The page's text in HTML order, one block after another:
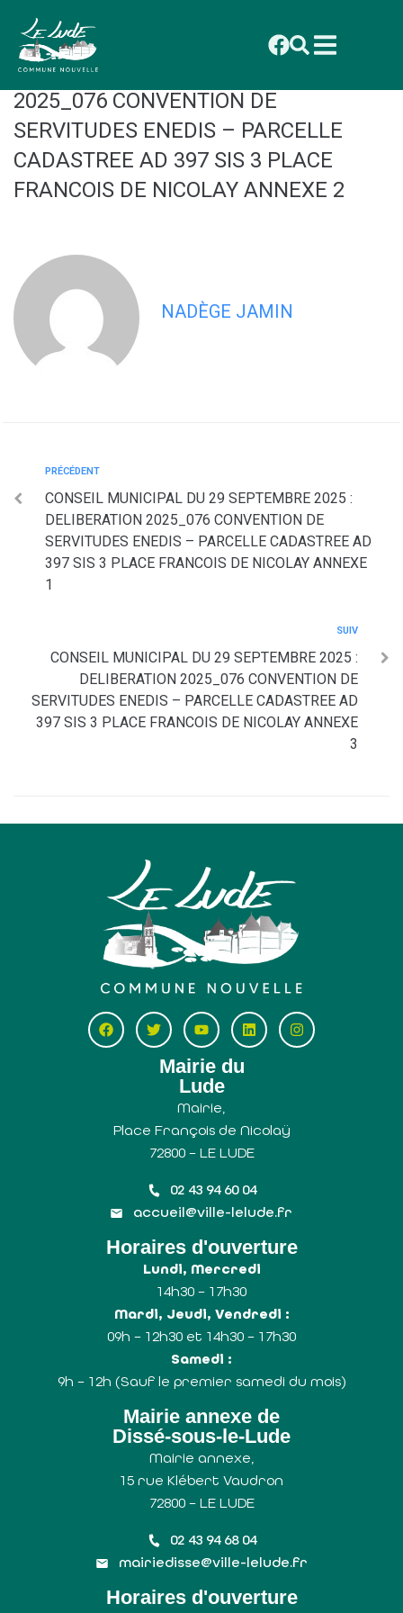
principal
CONSEIL MUNICIPAL DU 29
SEPTEMBRE 2025 : DELIBERATION
2025_076 CONVENTION DE
SERVITUDES ENEDIS – PARCELLE
CADASTREE AD 397 SIS 3 PLACE
FRANCOIS DE NICOLAY ANNEXE 2
NADÈGE JAMIN
PRÉCÉDENT
CONSEIL MUNICIPAL DU 29 SEPTEMBRE 2025 :
DELIBERATION 2025_076 CONVENTION DE
SERVITUDES ENEDIS – PARCELLE CADASTREE AD
397 SIS 3 PLACE FRANCOIS DE NICOLAY ANNEXE
1
SUIV
CONSEIL MUNICIPAL DU 29 SEPTEMBRE 2025 :
DELIBERATION 2025_076 CONVENTION DE
SERVITUDES ENEDIS – PARCELLE CADASTREE AD
397 SIS 3 PLACE FRANCOIS DE NICOLAY ANNEXE
3
Mairie du
Lude
Mairie,
Place François de Nicolaÿ
72800 – LE LUDE
02 43 94 60 04
accueil@ville-lelude.fr
Horaires d'ouverture
Lundi, Mercredi
14h30 – 17h30
Mardi, Jeudi, Vendredi :
09h – 12h30 et 14h30 – 17h30
Samedi :
9h – 12h (Sauf le premier samedi du mois)
Mairie annexe de
Dissé-sous-le-Lude
Mairie annexe,
15 rue Klébert Vaudron
72800 – LE LUDE
02 43 94 68 04
mairiedisse@ville-lelude.fr
Horaires d'ouverture